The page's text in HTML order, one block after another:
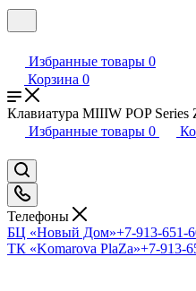
Избранные товары 0
Корзина 0
Клавиатура MIIIW POP Series
Избранные товары 0
Телефоны
БЦ «Новый Дом»+7-913-651-
ТК «Komarova PlaZa»+7-913-